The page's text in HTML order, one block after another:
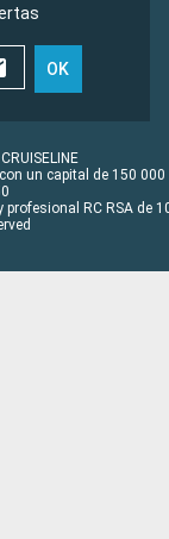
OK
un capital de 150 000
RC RSA de